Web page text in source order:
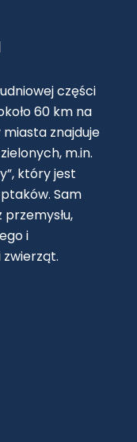
części
60 km na
miasta znajduje
m.in.
który jest
Sam
i